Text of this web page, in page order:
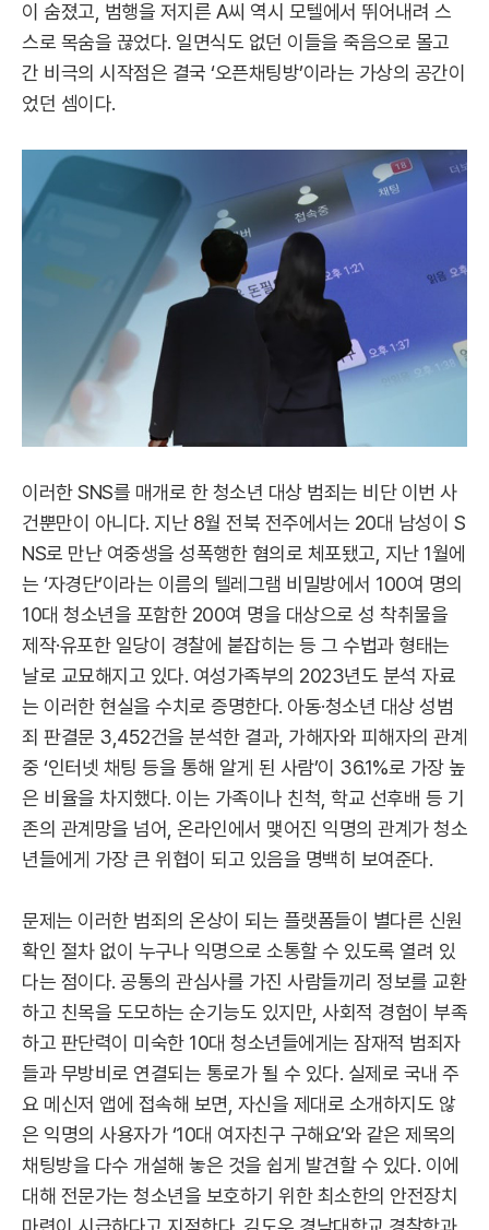
이 숨졌고, 범행을 저지른 A씨 역시 모텔에서 뛰어내려 스
스로 목숨을 끊었다. 일면식도 없던 이들을 죽음으로 몰고
간 비극의 시작점은 결국 ‘오픈채팅방’이라는 가상의 공간이
었던 셈이다.
이러한 SNS를 매개로 한 청소년 대상 범죄는 비단 이번 사
건뿐만이 아니다. 지난 8월 전북 전주에서는 20대 남성이 S
NS로 만난 여중생을 성폭행한 혐의로 체포됐고, 지난 1월에
는 ‘자경단’이라는 이름의 텔레그램 비밀방에서 100여 명의
10대 청소년을 포함한 200여 명을 대상으로 성 착취물을
제작·유포한 일당이 경찰에 붙잡히는 등 그 수법과 형태는
날로 교묘해지고 있다. 여성가족부의 2023년도 분석 자료
는 이러한 현실을 수치로 증명한다. 아동·청소년 대상 성범
죄 판결문 3,452건을 분석한 결과, 가해자와 피해자의 관계
중 ‘인터넷 채팅 등을 통해 알게 된 사람’이 36.1%로 가장 높
은 비율을 차지했다. 이는 가족이나 친척, 학교 선후배 등 기
존의 관계망을 넘어, 온라인에서 맺어진 익명의 관계가 청소
년들에게 가장 큰 위협이 되고 있음을 명백히 보여준다.
문제는 이러한 범죄의 온상이 되는 플랫폼들이 별다른 신원
확인 절차 없이 누구나 익명으로 소통할 수 있도록 열려 있
다는 점이다. 공통의 관심사를 가진 사람들끼리 정보를 교환
하고 친목을 도모하는 순기능도 있지만, 사회적 경험이 부족
하고 판단력이 미숙한 10대 청소년들에게는 잠재적 범죄자
들과 무방비로 연결되는 통로가 될 수 있다. 실제로 국내 주
요 메신저 앱에 접속해 보면, 자신을 제대로 소개하지도 않
은 익명의 사용자가 ‘10대 여자친구 구해요’와 같은 제목의
채팅방을 다수 개설해 놓은 것을 쉽게 발견할 수 있다. 이에
대해 전문가는 청소년을 보호하기 위한 최소한의 안전장치